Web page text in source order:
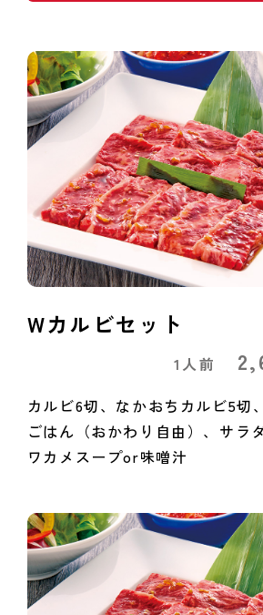
Wカルビセット
1人前
カルビ6切、なかおちカルビ5切
ごはん（おかわり自由）、サラ
ワカメスープor味噌汁